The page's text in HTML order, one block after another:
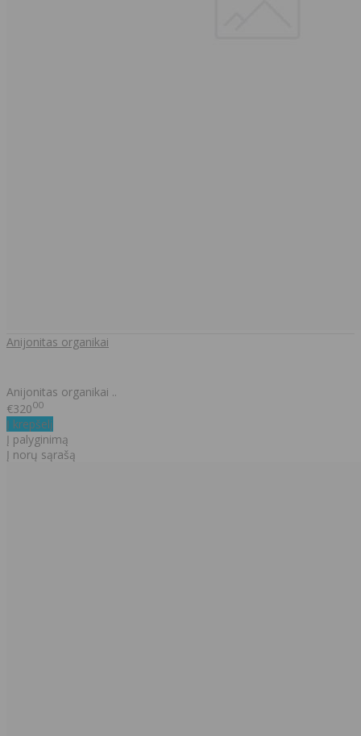
Anijonitas organikai
Anijonitas organikai ..
€32000
Į krepšelį
Į palyginimą
Į norų sąrašą